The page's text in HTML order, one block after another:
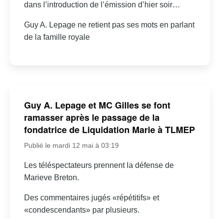
dans l’introduction de l’émission d’hier soir…
Guy A. Lepage ne retient pas ses mots en parlant
de la famille royale
Guy A. Lepage et MC Gilles se font
ramasser après le passage de la
fondatrice de Liquidation Marie à TLMEP
Publié le mardi 12 mai à 03:19
Les téléspectateurs prennent la défense de
Marieve Breton.
Des commentaires jugés «répétitifs» et
«condescendants» par plusieurs.